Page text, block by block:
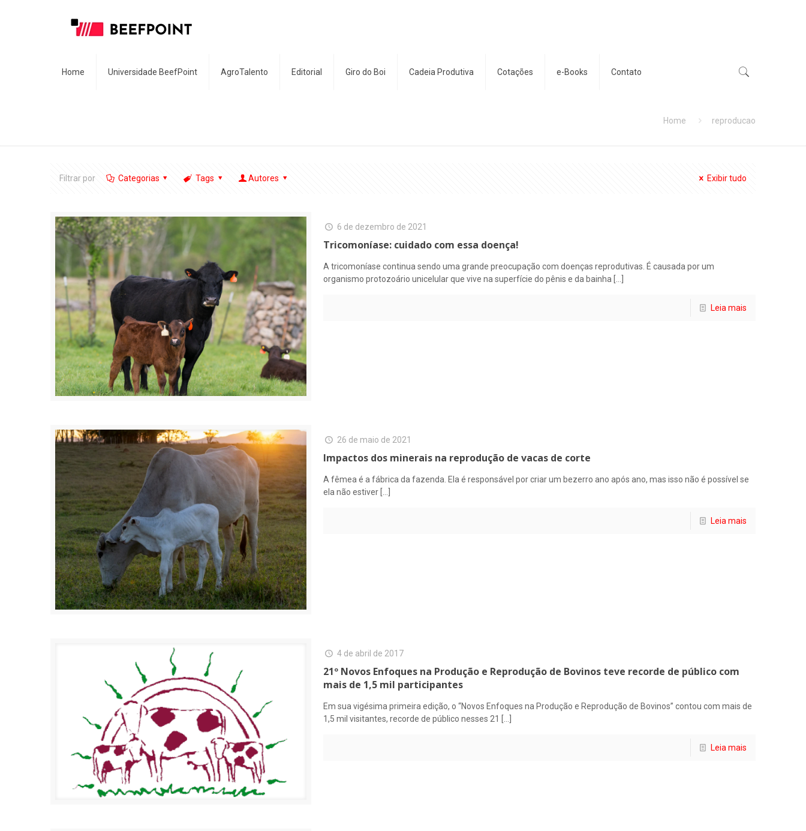
Home Universidade BeefPoint AgroTalento Editorial Giro do Boi Cadeia Produtiva Cotações e-Books Contato
Home reproducao
Filtrar por Categorias Tags Autores Exibir tudo
6 de dezembro de 2021
Tricomoníase: cuidado com essa doença!
A tricomoníase continua sendo uma grande preocupação com doenças reprodutivas. É causada por um
organismo protozoário unicelular que vive na superfície do pênis e da bainha
Leia mais
26 de maio de 2021
Impactos dos minerais na reprodução de vacas de corte
A fêmea é a fábrica da fazenda. Ela é responsável por criar um bezerro ano após ano, mas isso não é possível se
ela não estiver […]
Leia mais
4 de abril de 2017
21º Novos Enfoques na Produção e Reprodução de Bovinos teve recorde de público com
mais de 1,5 mil participantes
Em sua vigésima primeira edição, o “Novos Enfoques na Produção e Reprodução de Bovinos” contou com mais de
1,5 mil visitantes, recorde de público nesses 21
Leia mais